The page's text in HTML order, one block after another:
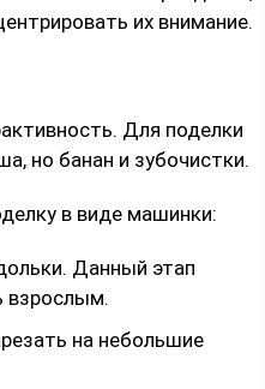
их внимание.
Для поделки
но банан и зубочистки.
в виде машинки:
Данный этап
взрослым.
на небольшие